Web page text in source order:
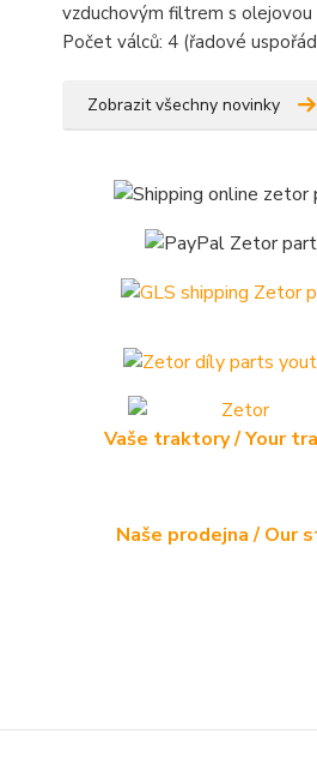
vzduchovým filtrem s olejovou
Počet válců: 4 (řadové
Zobrazit všechny novinky
Vaše traktory / Your
Naše prodejna / Our